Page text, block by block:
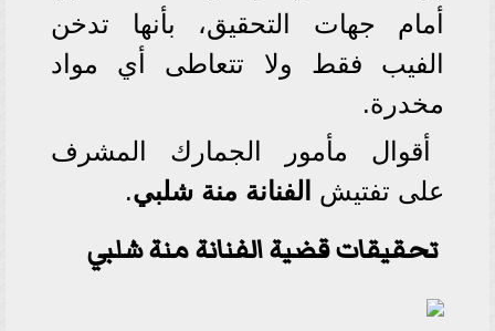
أمام جهات التحقيق، بأنها تدخن
الفيب فقط ولا تتعاطى أي مواد
مخدرة.
أقوال مأمور الجمارك المشرف
على تفتيش الفنانة منة شلبي.
تحقيقات قضية الفنانة منة شلبي